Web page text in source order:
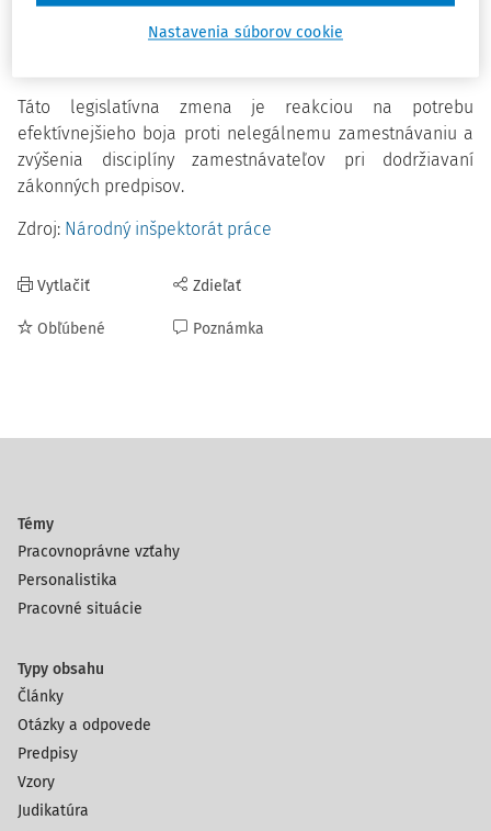
dní od právoplatnosti rozhodnutia bude na účet uvedený v
rozhodnutí pripísaná suma vo výške dvoch tretín z
Táto legislatívna zmena je reakciou na potrebu
efektívnejšieho boja proti nelegálnemu zamestnávaniu a
zvýšenia disciplíny zamestnávateľov pri dodržiavaní
zákonných predpisov.
Zdroj: Národný inšpektorát práce
Vytlačiť
Obľúbené
Zdieľať
Poznámka
Témy
Pracovnoprávne vzťahy
Personalistika
Pracovné situácie
Typy obsahu
Články
Otázky a odpovede
Predpisy
Vzory
Judikatúra
Nastavenia súborov cookie